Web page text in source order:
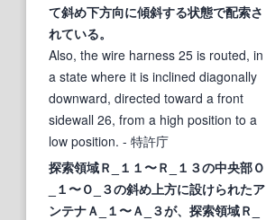
て斜め下方向に傾斜する状態で配索さ
れている。
Also, the wire harness 25 is routed, in
a state where it is inclined diagonally
downward, directed toward a front
sidewall 26, from a high position to a
low position. - 特許庁
探索領域Ｒ_１１〜Ｒ_１３の中央部Ｏ
_１〜Ｏ_３の斜め上方に設けられたア
ンテナＡ_１〜Ａ_３が、探索領域Ｒ_